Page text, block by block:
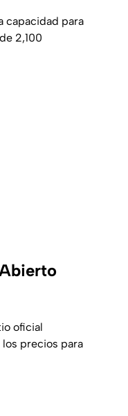
capacidad para
2,100
oficial
precios para